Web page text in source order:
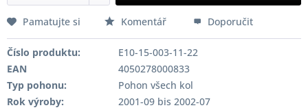
Pamatujte si Komentář Doporučit
Číslo produktu:
E10-15-003-11-22
EAN
4050278000833
Typ pohonu:
Pohon všech kol
Rok výroby:
2001-09 bis 2002-07